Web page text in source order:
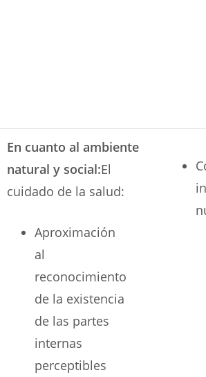
En cuanto al ambiente
natural y social:El
cuidado de la salud:
Aproximación
al
reconocimiento
de la existencia
de las partes
internas
perceptibles